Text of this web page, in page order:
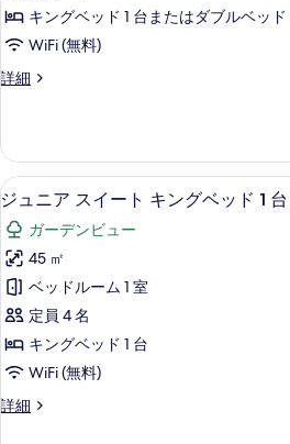
ー
ビ
ュ
す
べ
て
の
写
真
を
表
示
す
ド
2
台
ー
ー
の
詳
細
デ
ン
ビ
ー
の
す
べ
て
の
写
真
を
表
キングベッド 1 台またはダブルベッド
WiFi (無料)
詳細
ス
ガ
ー
デ
ビ
ュ
ー
の
詳
細
ジ
ュ
ニ
ア
ス
イ
ー
ト
キ
ジュ
7
ジュニア スイート キングベッド 1
ガーデンビュー
45 ㎡
ベッドルーム 1 室
定員 4 名
キングベッド 1 台
WiFi (無料)
詳細
ジ